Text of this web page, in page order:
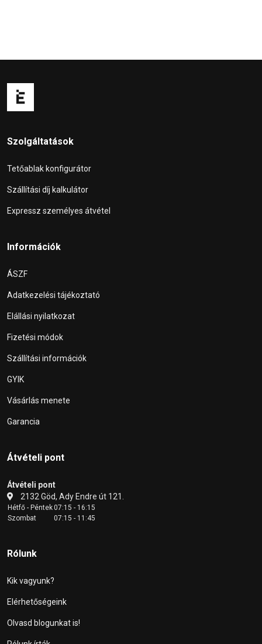
Szolgáltatások
Tetőablak konfigurátor
Szállítási díj kalkulátor
Expressz személyes átvétel
Információk
ÁSZF
Adatkezelési tájékoztató
Elállási nyilatkozat
Fizetési módok
Szállítási információk
GYIK
Vásárlás menete
Garancia
Átvételi pont
Átvételi pont
2132 Göd, Ady Endre út 121.
Hétfő - Péntek07:15 - 16:15
Szombat
07:15 - 11:45
Rólunk
Kik vagyunk?
Elérhetőségeink
Olvasd blogunkat is!